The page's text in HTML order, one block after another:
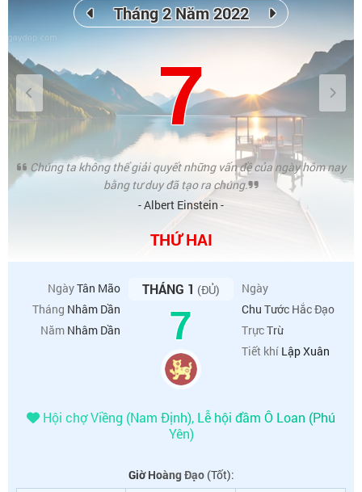
Tháng 2 Năm 2022
7
Chúng ta không thể giải quyết những vấn đề của ngày hôm nay
bằng tư duy đã tạo ra chúng.
- Albert Einstein -
THỨ HAI
NgàyTân Mão
Tháng Nhâm Dần
Năm Nhâm Dần
THÁNG 1 (ĐỦ)
7
Ngày
Chu Tước Hắc Đạo
TrựcTrừ
Tiết khí Lập Xuân
Hội chợ Viềng (Nam Định), Lễ hội đầm Ô Loan (Phú
Yên)
Giờ Hoàng Đạo(Tốt):